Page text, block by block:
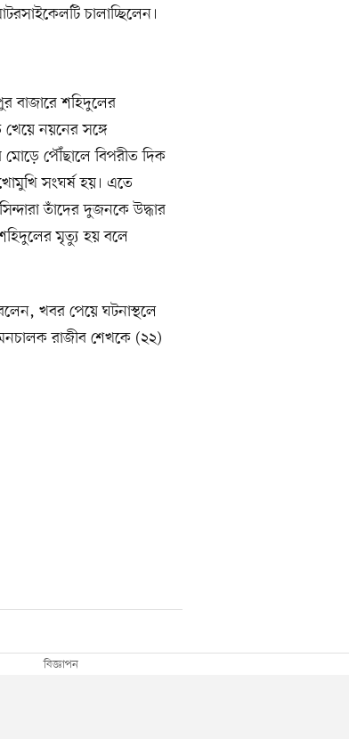
চালাচ্ছিলেন।
বাজারে শহিদুলের
নয়নের সঙ্গে
মোড়ে পৌঁছালে বিপরীত দিক
সংঘর্ষ হয়। এতে
তাঁদের দুজনকে উদ্ধার
মৃত্যু হয় বলে
খবর পেয়ে ঘটনাস্থলে
রাজীব শেখকে (২২)